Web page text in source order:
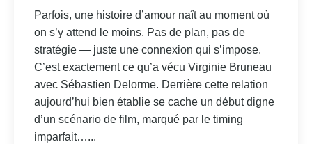
Parfois, une histoire d’amour naît au moment où
on s’y attend le moins. Pas de plan, pas de
stratégie — juste une connexion qui s’impose.
C’est exactement ce qu’a vécu Virginie Bruneau
avec Sébastien Delorme. Derrière cette relation
aujourd’hui bien établie se cache un début digne
d’un scénario de film, marqué par le timing
imparfait…...